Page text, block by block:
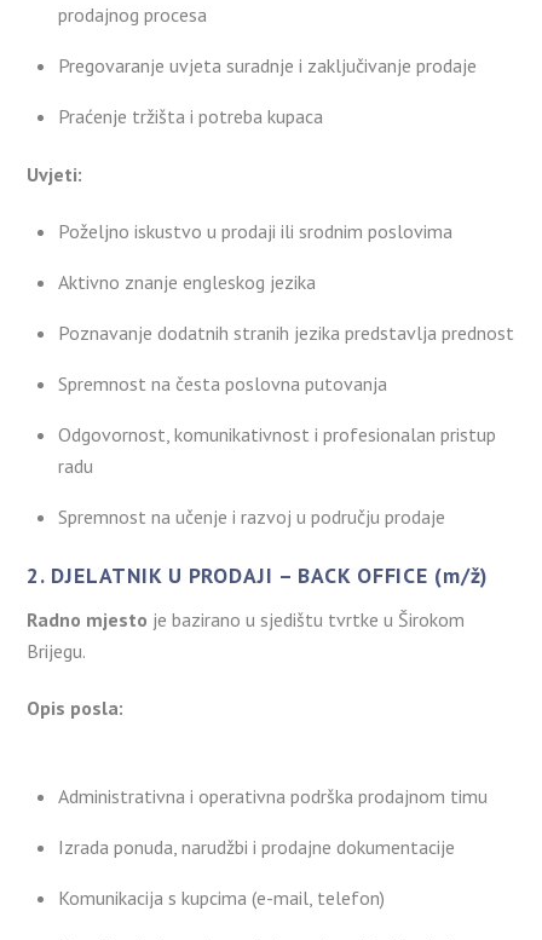
prodajnog procesa
Pregovaranje uvjeta suradnje i zaključivanje prodaje
Praćenje tržišta i potreba kupaca
Uvjeti:
Poželjno iskustvo u prodaji ili srodnim poslovima
Aktivno znanje engleskog jezika
Poznavanje dodatnih stranih jezika predstavlja prednost
Spremnost na česta poslovna putovanja
Odgovornost, komunikativnost i profesionalan pristup
radu
Spremnost na učenje i razvoj u području prodaje
2. DJELATNIK U PRODAJI – BACK OFFICE (m/ž)
Radno mjesto je bazirano u sjedištu tvrtke u Širokom
Brijegu.
Opis posla:
Administrativna i operativna podrška prodajnom timu
Izrada ponuda, narudžbi i prodajne dokumentacije
Komunikacija s kupcima (e-mail, telefon)